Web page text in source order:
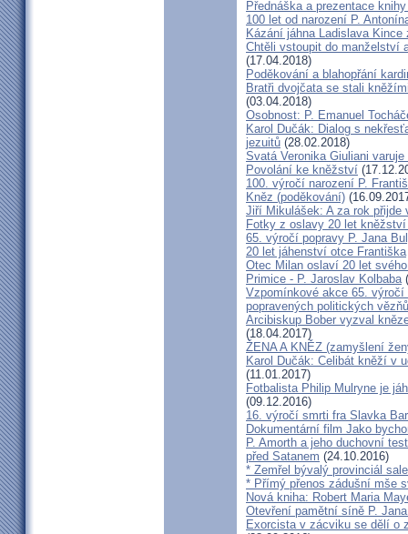
Přednáška a prezentace
100 let od narození P.
Kázání jáhna Ladislava
Chtěli vstoupit do manželství
(17.04.2018)
Poděkování a blahopřání
Bratři dvojčata se stali
(03.04.2018)
Osobnost: P. Emanuel
Karol Dučák: Dialog s
jezuitů (28.02.2018)
Svatá Veronika Giuliani
Povolání ke kněžství
100. výročí narození P.
Kněz (poděkování)
Jiří Mikulášek: A za rok
Fotky z oslavy 20 let
65. výročí popravy P. Jana
20 let jáhenství otce Františka
Otec Milan oslaví 20 let
Primice - P. Jaroslav Kolbaba
Vzpomínkové akce 65.
popravených politických vězňů
Arcibiskup Bober vyzval
(18.04.2017)
ŽENA A KNĚZ (zamyšlení
Karol Dučák: Celibát kněží v
(11.01.2017)
Fotbalista Philip Mulryne je
(09.12.2016)
16. výročí smrti fra Slavka
Dokumentární film Jako
P. Amorth a jeho duchovní
před Satanem (24.10.2016)
* Zemřel bývalý provinciál
* Přímý přenos zádušní mše
Nová kniha: Robert Maria
Otevření pamětní síně P.
Exorcista v zácviku se dělí o